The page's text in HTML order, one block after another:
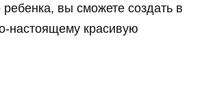
вы сможете создать в
настоящему красивую